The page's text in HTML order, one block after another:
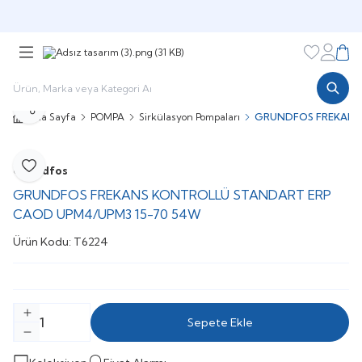
Favorilerim
Ana Sayfa POMPA Sirkülasyon Pompaları GRUNDFOS
Favoriye Ekle
Paylaş
Grundfos
GRUNDFOS FREKANS KONTROLLÜ STANDART ERP
CAOD UPM4/UPM3 15-70 54W
Ürün Kodu: T6224
Sepete Ekle